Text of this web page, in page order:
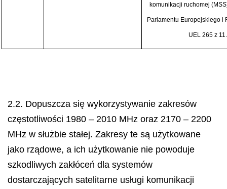
komunikacji ruchomej
Parlamentu Europejskiego i
UEL 265 z
2.2. Dopuszcza się wykorzystywanie zakresów
częstotliwości 1980 – 2010 MHz oraz 2170 – 2200
MHz w służbie stałej. Zakresy te są użytkowane
jako rządowe, a ich użytkowanie nie powoduje
szkodliwych zakłóceń dla systemów
dostarczających satelitarne usługi komunikacji